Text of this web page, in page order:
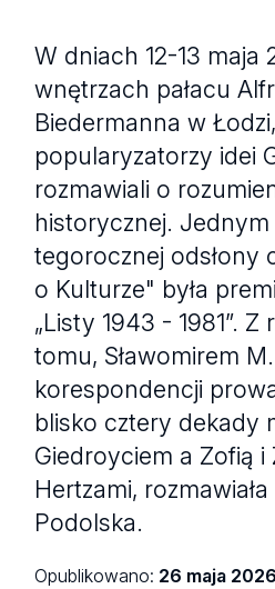
W dniach 12-13 maja
wnętrzach pałacu
Biedermanna w
popularyzatorzy idei
rozmawiali o
historycznej.
tegorocznej odsłony
o Kulturze" była
„Listy 1943 - 1981”.
tomu, Sławomirem
korespondencji
blisko cztery dekady
Giedroyciem a Zofią
Hertzami,
Podolska.
Opublikowano: 26 maja 2026